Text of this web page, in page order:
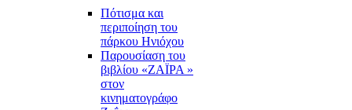
Πότισμα και
περιποίηση του
πάρκου Ηνιόχου
Παρουσίαση του
βιβλίου «ΖΑΪΡΑ »
στον
κινηματογράφο